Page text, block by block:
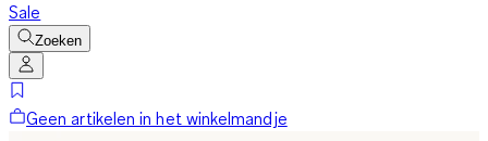
Sale
Zoeken
Geen artikelen in het winkelmandje